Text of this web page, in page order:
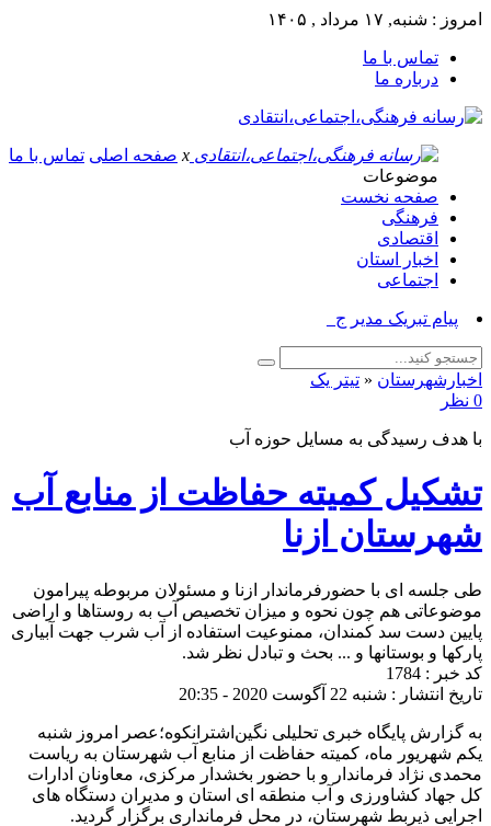
امروز : شنبه, ۱۷ مرداد , ۱۴۰۵
تماس با ما
درباره ما
x صفحه اصلی تماس با ما
موضوعات
صفحه نخست
فرهنگی
اقتصادی
اخبار استان
اجتماعی
پیام تبریک مدیر جهاد کش_
اخبارشهرستان « تیتر یک
0 نظر
با هدف رسیدگی به مسایل حوزه آب
تشکیل کمیته حفاظت از منابع آب
شهرستان ازنا
طی جلسه ای با حضور‌فرماندار ازنا و مسئولان مربوطه پیرامون
موضوعاتی هم چون نحوه و میزان تخصیص آب به روستاها و اراضی
پایین دست سد کمندان، ممنوعیت استفاده از آب شرب جهت آبیاری
پارکها و بوستانها و ... بحث و تبادل نظر شد.
کد خبر : 1784
تاریخ انتشار : شنبه 22 آگوست 2020 - 20:35
به گزارش پایگاه خبری تحلیلی نگین‌اشترانکوه؛عصر امروز شنبه
یکم شهریور ماه، کمیته حفاظت از منابع آب شهرستان به ریاست
محمدی نژاد فرماندار و با حضور بخشدار مرکزی، معاونان ادارات
کل جهاد کشاورزی و آب منطقه ای استان و مدیران دستگاه های
اجرایی ذیربط شهرستان، در محل فرمانداری برگزار گردید.